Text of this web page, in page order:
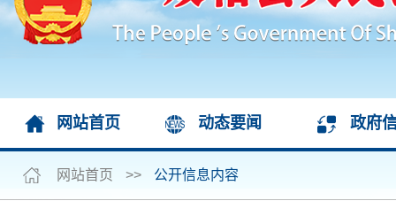
网站首页 动态要闻 政府
网站首页 >> 公开信息内容